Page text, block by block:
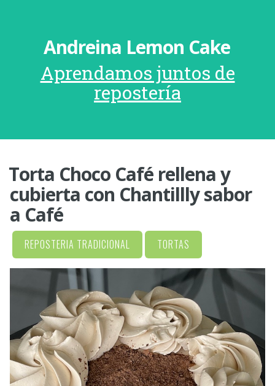
Andreina Lemon Cake
Aprendamos juntos de
repostería
Torta Choco Café rellena y
cubierta con Chantillly sabor
a Café
REPOSTERIA TRADICIONAL TORTAS